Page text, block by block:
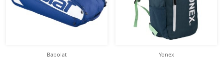
Babolat
Yonex